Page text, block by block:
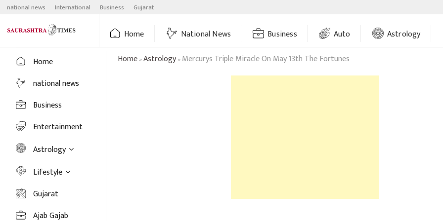
Skip
content
national news International Business Gujarat
Home National News Business Auto Astrology
Home
national news
Business
Entertainment
Astrology
Lifestyle
Gujarat
Ajab Gajab
Home»Astrology»Mercurys Triple Miracle On May 13th The Fortunes